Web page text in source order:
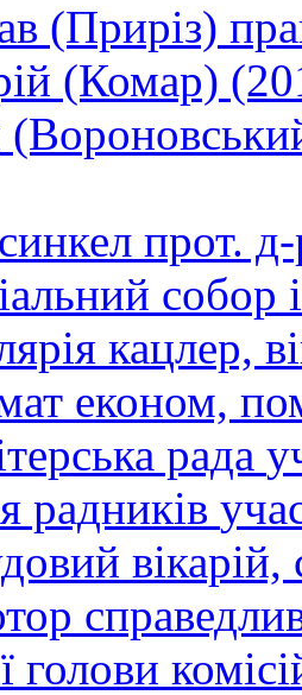
(Приріз)
(Комар)
прот.
собор
кацлер,
економ,
рада
радників
вікарій,
голови